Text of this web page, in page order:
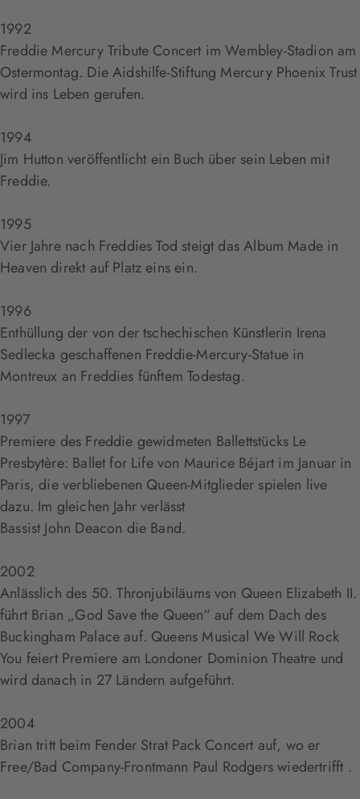
1992
Freddie Mercury Tribute Concert im Wembley-Stadion am
Ostermontag. Die Aidshilfe-Stiftung Mercury Phoenix Trust
wird ins Leben gerufen.
1994
Jim Hutton veröffentlicht ein Buch über sein Leben mit
Freddie.
1995
Vier Jahre nach Freddies Tod steigt das Album Made in
Heaven direkt auf Platz eins ein.
1996
Enthüllung der von der tschechischen Künstlerin Irena
Sedlecka geschaffenen Freddie-Mercury-Statue in
Montreux an Freddies fünftem Todestag.
1997
Premiere des Freddie gewidmeten Ballettstücks Le
Presbytère: Ballet for Life von Maurice Béjart im Januar in
Paris, die verbliebenen Queen-Mitglieder spielen live
dazu. Im gleichen Jahr verlässt
Bassist John Deacon die Band.
2002
Anlässlich des 50. Thronjubiläums von Queen Elizabeth II.
führt Brian „God Save the Queen“ auf dem Dach des
Buckingham Palace auf. Queens Musical We Will Rock
You feiert Premiere am Londoner Dominion Theatre und
wird danach in 27 Ländern aufgeführt.
2004
Brian tritt beim Fender Strat Pack Concert auf, wo er
Free/Bad Company-Frontmann Paul Rodgers wiedertrifft .